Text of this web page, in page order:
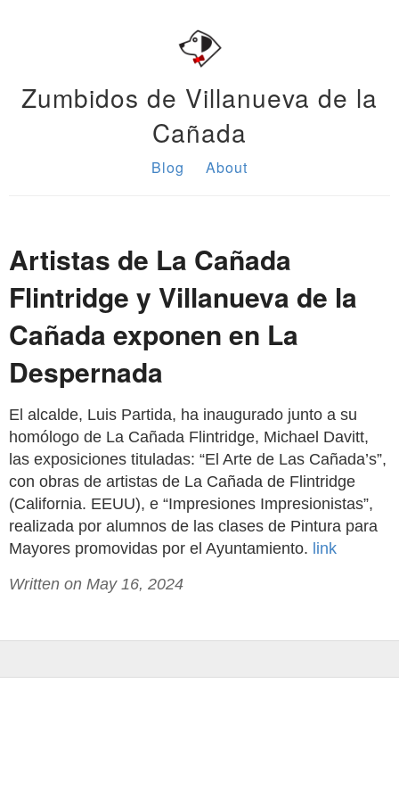
Zumbidos de Villanueva de la
Cañada
Blog About
Artistas de La Cañada
Flintridge y Villanueva de la
Cañada exponen en La
Despernada
El alcalde, Luis Partida, ha inaugurado junto a su
homólogo de La Cañada Flintridge, Michael Davitt,
las exposiciones tituladas: “El Arte de Las Cañada’s”,
con obras de artistas de La Cañada de Flintridge
(California. EEUU), e “Impresiones Impresionistas”,
realizada por alumnos de las clases de Pintura para
Mayores promovidas por el Ayuntamiento. link
Written on May 16, 2024